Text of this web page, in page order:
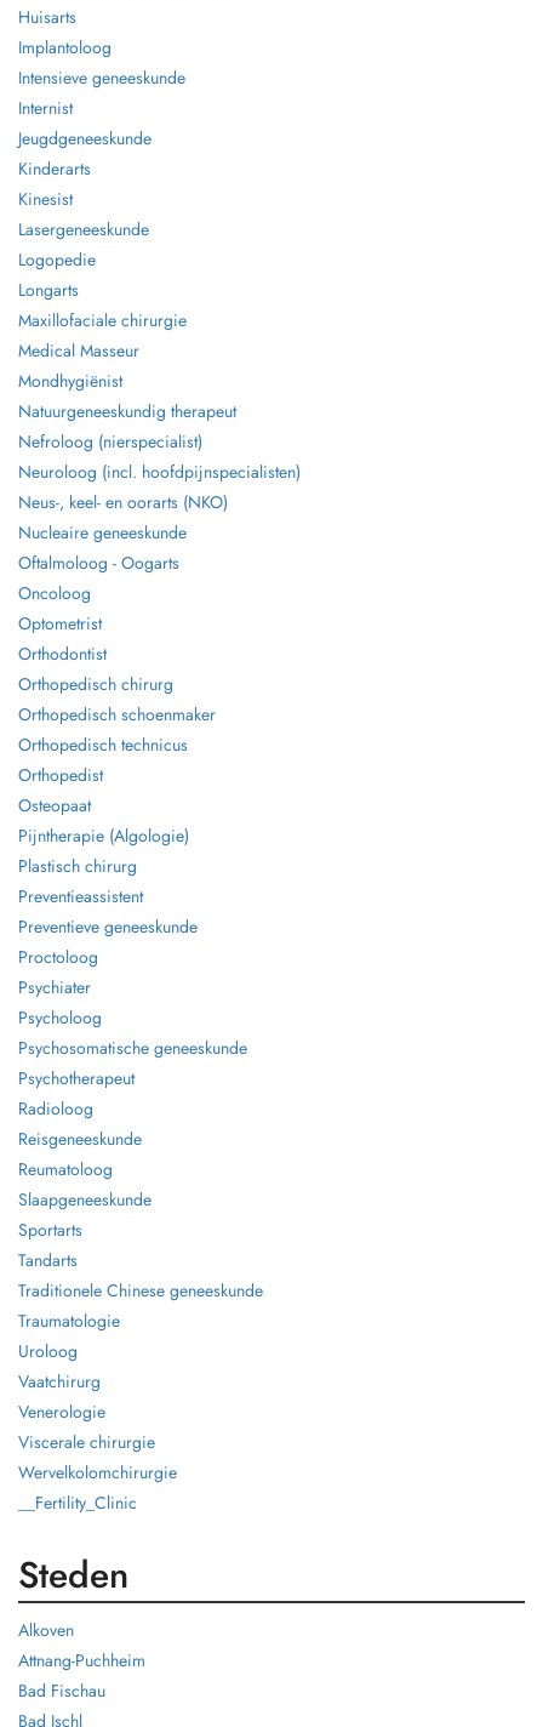
Huisarts
Implantoloog
Intensieve geneeskunde
Internist
Jeugdgeneeskunde
Kinderarts
Kinesist
Lasergeneeskunde
Logopedie
Longarts
Maxillofaciale chirurgie
Medical Masseur
Mondhygiënist
Natuurgeneeskundig therapeut
Nefroloog (nierspecialist)
Neuroloog (incl. hoofdpijnspecialisten)
Neus-, keel- en oorarts (NKO)
Nucleaire geneeskunde
Oftalmoloog - Oogarts
Oncoloog
Optometrist
Orthodontist
Orthopedisch chirurg
Orthopedisch schoenmaker
Orthopedisch technicus
Orthopedist
Osteopaat
Pijntherapie (Algologie)
Plastisch chirurg
Preventieassistent
Preventieve geneeskunde
Proctoloog
Psychiater
Psycholoog
Psychosomatische geneeskunde
Psychotherapeut
Radioloog
Reisgeneeskunde
Reumatoloog
Slaapgeneeskunde
Sportarts
Tandarts
Traditionele Chinese geneeskunde
Traumatologie
Uroloog
Vaatchirurg
Venerologie
Viscerale chirurgie
Wervelkolomchirurgie
__Fertility_Clinic
Steden
Alkoven
Attnang-Puchheim
Bad Fischau
Bad Ischl